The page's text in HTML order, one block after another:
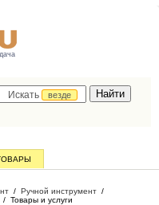
Искать
везде
/ Ручной инструмент /
/ Товары и услуги